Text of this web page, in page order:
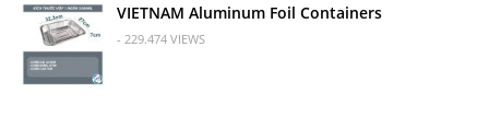
VIETNAM Aluminum Foil Containers
- 229.474 VIEWS